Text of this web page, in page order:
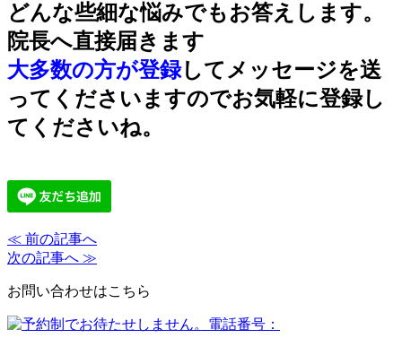
どんな些細な悩みでもお答えします。
院長へ直接届きます
大多数の方が登録してメッセージを送
ってくださいますのでお気軽に登録し
てくださいね。
≪ 前の記事へ
次の記事へ ≫
お問い合わせはこちら